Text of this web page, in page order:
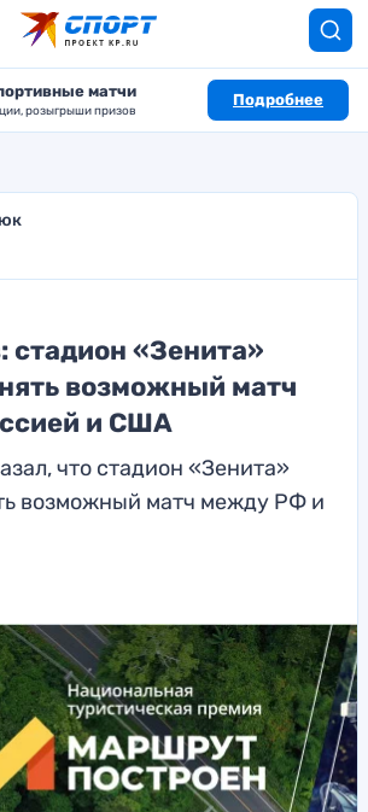
матчи
розыгрыши призов
Подробнее
стадион «Зенита»
возможный матч
и США
что стадион «Зенита»
возможный матч между РФ и